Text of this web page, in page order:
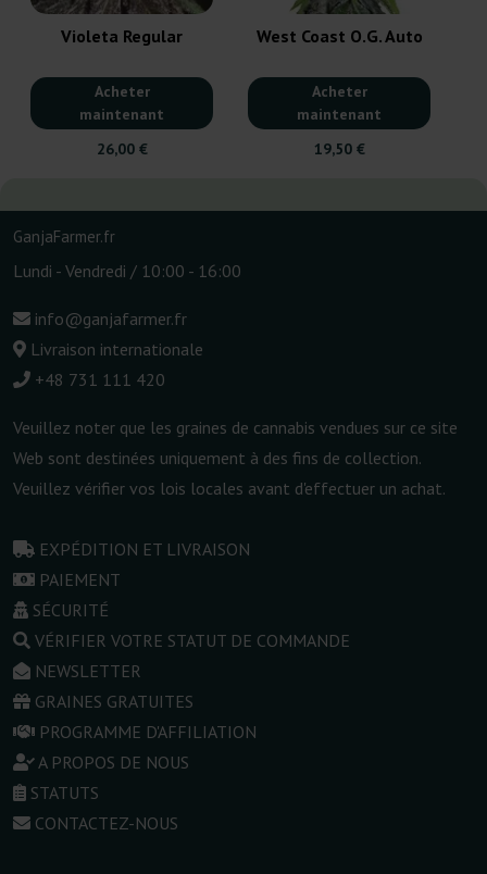
Violeta Regular
Acheter
maintenant
26,00 €
West Coast O.G. Auto
Acheter
maintenant
19,50 €
GanjaFarmer.fr
Lundi - Vendredi / 10:00 - 16:00
info@ganjafarmer.fr
Livraison internationale
+48 731 111 420
Veuillez noter que les graines de cannabis vendues sur ce site
Web sont destinées uniquement à des fins de collection.
Veuillez vérifier vos lois locales avant d'effectuer un achat.
EXPÉDITION ET LIVRAISON
PAIEMENT
SÉCURITÉ
VÉRIFIER VOTRE STATUT DE COMMANDE
NEWSLETTER
GRAINES GRATUITES
PROGRAMME D'AFFILIATION
A PROPOS DE NOUS
STATUTS
CONTACTEZ-NOUS